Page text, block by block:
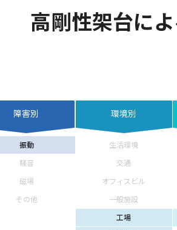
高剛性架台に
障害別
振動
騒音
磁場
その他
環境別
生活環境
交通
オフィスビル
一般施設
工場